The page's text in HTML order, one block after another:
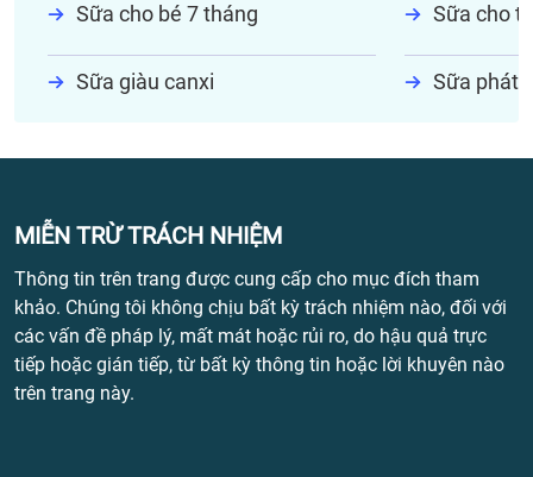
Sữa cho bé 7 tháng Sữa cho
Sữa giàu canxi Sữa phát
MIỄN TRỪ TRÁCH NHIỆM
Thông tin trên trang được cung cấp cho mục đích tham
khảo. Chúng tôi không chịu bất kỳ trách nhiệm nào, đối với
các vấn đề pháp lý, mất mát hoặc rủi ro, do hậu quả trực
tiếp hoặc gián tiếp, từ bất kỳ thông tin hoặc lời khuyên nào
trên trang này.